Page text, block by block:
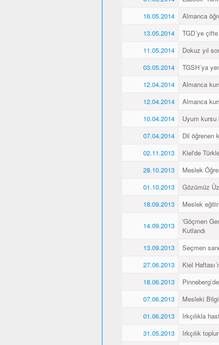
16.05.2014
Almanca
13.05.2014
TGD´ye
11.05.2014
Dokuz yıl
03.05.2014
TGSH´ya
12.04.2014
Almanca
12.04.2014
Almanca
10.04.2014
Uyum kursu
07.04.2014
Dil öğrenen
02.11.2013
Kiel'de
28.10.2013
Meslek
01.10.2013
Gözümüz
18.09.2013
Meslek
14.09.2013
'Göçmen
Kutlandı
13.09.2013
Seçmen
27.06.2013
Kiel
18.06.2013
07.06.2013
Mesleki
01.06.2013
Irkçılıkla
31.05.2013
Irkçılık